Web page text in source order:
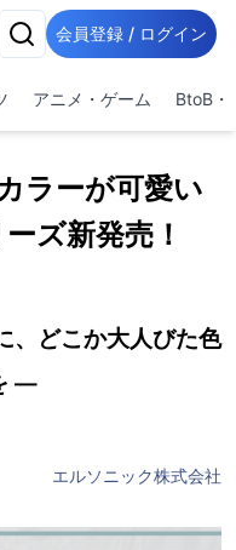
会員登録 / ログイン
アニメ・ゲーム BtoB・
ラーが可愛い
ズ新発売！
、どこか大人びた色
―
エルソニック株式会社